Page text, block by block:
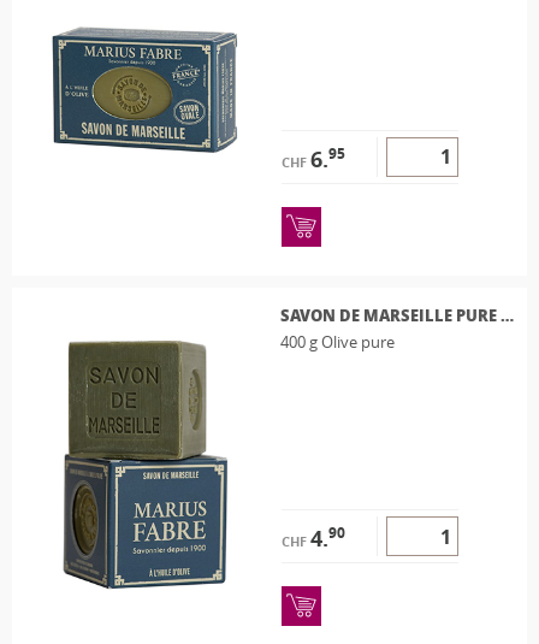
CHF 6.95
SAVON DE MARSEILLE PURE OLIVE 400 G
400 g Olive pure
CHF 4.90